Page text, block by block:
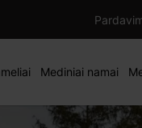
Mediniai namai